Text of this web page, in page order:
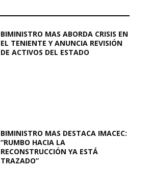
BIMINISTRO MAS ABORDA CRISIS EN
EL TENIENTE Y ANUNCIA REVISIÓN
DE ACTIVOS DEL ESTADO
BIMINISTRO MAS DESTACA IMACEC:
“RUMBO HACIA LA
RECONSTRUCCIÓN YA ESTÁ
TRAZADO”